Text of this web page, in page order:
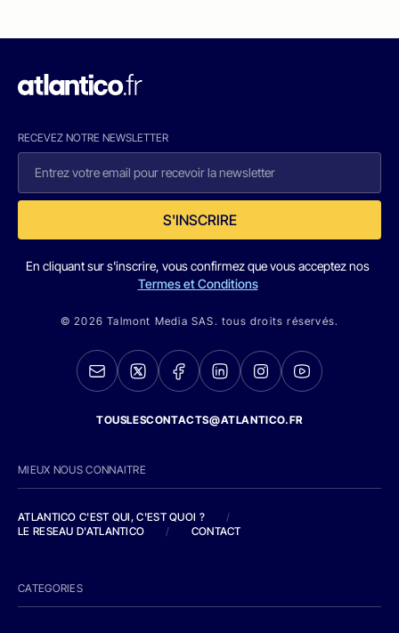
RECEVEZ NOTRE NEWSLETTER
S'INSCRIRE
En cliquant sur s'inscrire, vous confirmez que vous acceptez nos
Termes et Conditions
© 2026 Talmont Media SAS. tous droits réservés.
TOUSLESCONTACTS@ATLANTICO.FR
MIEUX NOUS CONNAITRE
ATLANTICO C'EST QUI, C'EST QUOI ?
/
LE RESEAU D'ATLANTICO
/ CONTACT
CATEGORIES